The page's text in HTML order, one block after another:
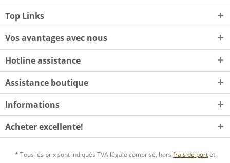
Top Links
Vos avantages avec nous
Hotline assistance
Assistance boutique
Informations
Acheter excellente!
* Tous les prix sont indiqués TVA légale comprise, hors frais de portet